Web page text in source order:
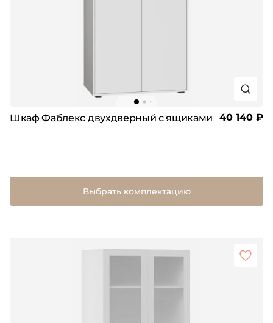
Шкаф Фаблекс двухдверный с ящиками 40 140 ₽
Выбрать комплектацию